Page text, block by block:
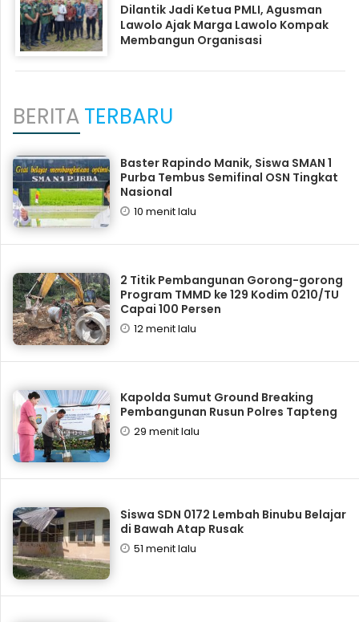
Dilantik Jadi Ketua PMLI, Agusman
Lawolo Ajak Marga Lawolo Kompak
Membangun Organisasi
BERITATERBARU
Baster Rapindo Manik, Siswa SMAN 1
Purba Tembus Semifinal OSN Tingkat
Nasional
10 menit lalu
2 Titik Pembangunan Gorong-gorong
Program TMMD ke 129 Kodim 0210/TU
Capai 100 Persen
12 menit lalu
Kapolda Sumut Ground Breaking
Pembangunan Rusun Polres Tapteng
29 menit lalu
Siswa SDN 0172 Lembah Binubu Belajar
di Bawah Atap Rusak
51 menit lalu